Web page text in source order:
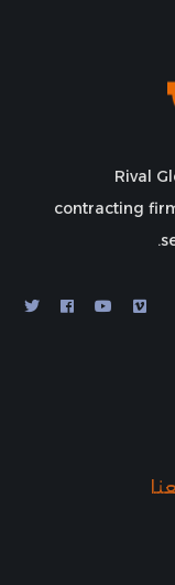
Rival
contracting